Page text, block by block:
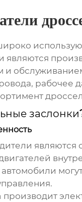
являются
рабочее
заслонки